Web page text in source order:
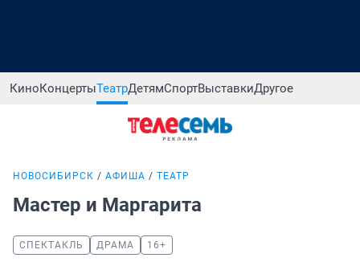
КиноКонцертыТеатрДетямСпортВыставкиДругое
НОВОСИБИРСК АФИША ТЕАТР
Мастер и Маргарита
СПЕКТАКЛЬ ДРАМА 16+